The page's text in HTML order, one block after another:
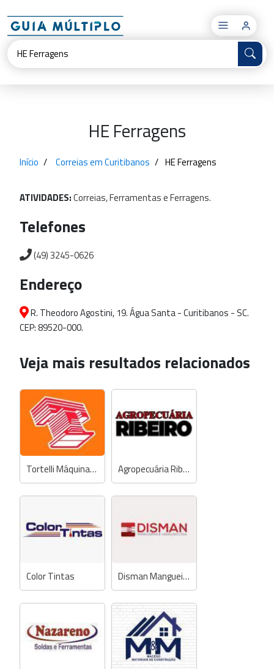
×
HE Ferragens
Início Correias em Curitibanos HE Ferragens
ATIVIDADES:Correias,FerramentaseFerragens.
Telefones
(49) 3245-0626
Endereço
R. Theodoro Agostini, 19. Água Santa - Curitibanos - SC.
CEP: 89520-000.
Veja mais resultados relacionados
Tortelli Máquinas e Ferramentas - Concessionária STIHL Agropecuária Ribeiro
Color Tintas Disman Mangueiras e Vedações